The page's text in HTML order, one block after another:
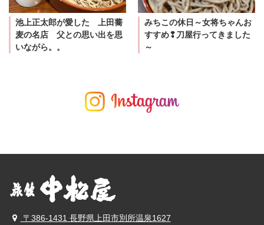
池上正太郎が愛した 上田蕎
麦の名店 父との思い出を思
いながら。。
みちこの休日～女将ちゃんお
すすめ❢刀屋行ってきました
～
〒386-1431 長野県上田市別所温泉1627